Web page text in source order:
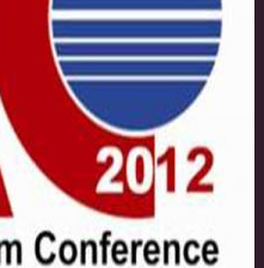
واحد فناوری
برنامه ریزی
تضمین کیفیت
محصولات
مناقصه و مزایده